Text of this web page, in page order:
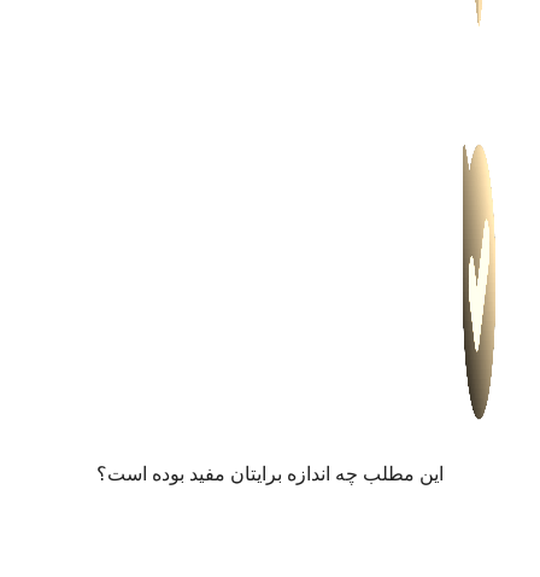
این مطلب چه‌ اندازه برایتان مفید بوده است؟